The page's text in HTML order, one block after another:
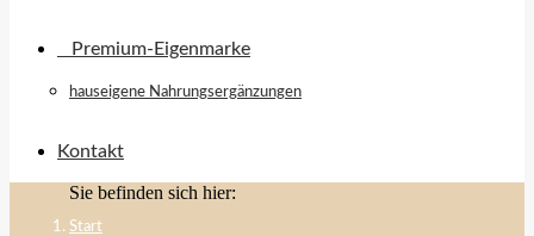
⠀​Premium-Eigenmarke
hauseigene Nahrungsergänzungen
Kontakt
Sie befinden sich hier:
Start